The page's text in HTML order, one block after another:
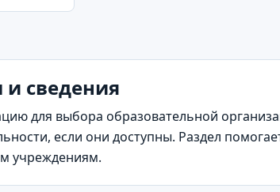
сведения
для выбора образовательной
если они доступны. Раздел
учреждениям.